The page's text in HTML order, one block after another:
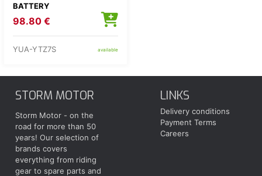
BATTERY
98.80 €
YUA-YTZ7S available
STORM MOTOR
Storm Motor - on the
road for more than 50
years! Our selection of
brands covers
everything from riding
gear to spare parts and
LINKS
Delivery conditions
Payment Terms
Careers